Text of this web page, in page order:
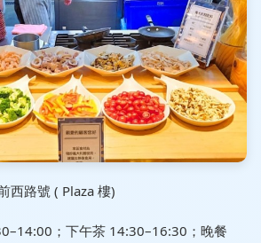
西路號 ( Plaza 樓)
；下午茶 14:30–16:30；晚餐